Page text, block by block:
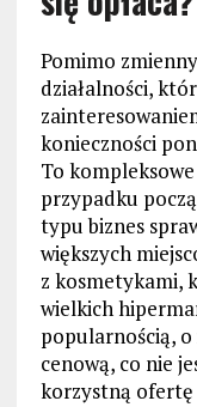
Pomimo
działalności,
konieczności
To
przypadku
typu biznes
większych
z kosmetykami,
wielkich
popularnością,
cenową, co nie
korzystną